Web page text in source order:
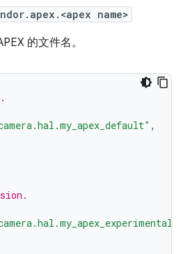
name>
的文件名。
,